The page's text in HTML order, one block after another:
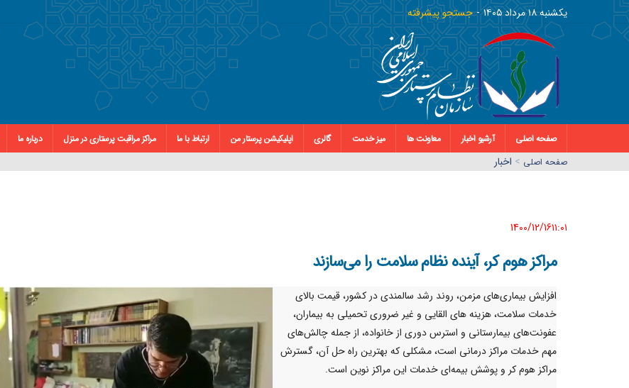
يکشنبه ١٨ مرداد ١٤٠٥ جستجو پیشرفته
صفحه اصلی آرشیو اخبار معاونت ها میز خدمت گالری اپلیکیشن پرستار من ارتباط با ما مراکز مراقبت پرستاری در منزل درباره ما
صفحه اصلي > اخبار
1400/12/16١١:٠١
مراکز هوم کر، آینده نظام سلامت را می‌سازند
افزایش بیماری‌های مزمن، روند رشد سالمندی در کشور، قیمت بالای
خدمات سلامت، هزینه های القایی و غیر ضروری تحمیلی به بیماران،
عفونت‌های بیمارستانی و استرس دوری از خانواده، از جمله چالش‌های
مهم خدمات مراکز درمانی است، مشکلی که بهترین راه حل آن، گسترش
مراکز هوم کر و پوشش بیمه‌ای خدمات این مراکز نوین است.